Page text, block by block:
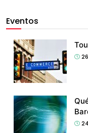
Eventos